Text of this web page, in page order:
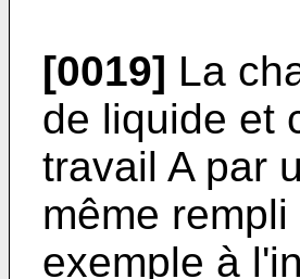
[0019] La
de liquide et
travail A par
même
exemple à